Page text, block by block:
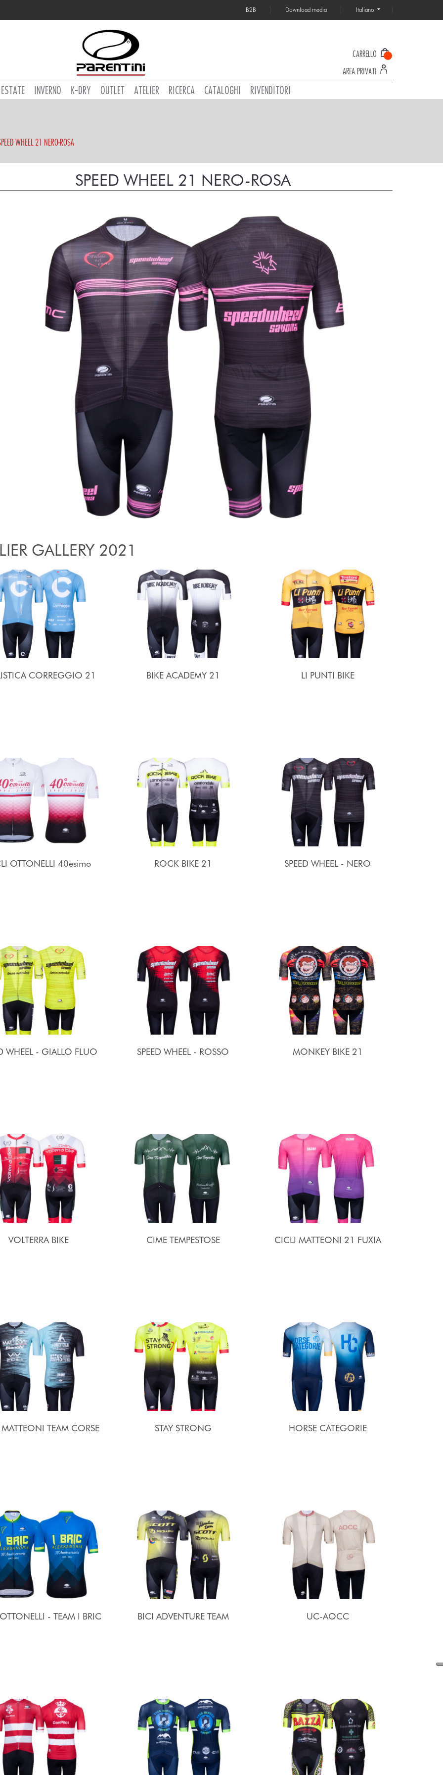
B2B Download media Italiano
CARRELLO
AREA PRIVATI
ESTATE INVERNO K-DRY OUTLET ATELIER RICERCA CATALOGHI RIVENDITORI
WHEEL 21 NERO-ROSA
SPEED WHEEL 21 NERO-ROSA
GALLERY 2021
CORREGGIO 21 BIKE ACADEMY 21 LI PUNTI BIKE
OTTONELLI 40esimo ROCK BIKE 21 SPEED WHEEL - NERO
WHEEL - GIALLO FLUO SPEED WHEEL - ROSSO MONKEY BIKE 21
VOLTERRA BIKE CIME TEMPESTOSE CICLI MATTEONI 21 FUXIA
TEAM CORSE STAY STRONG HORSE CATEGORIE
- TEAM I BRIC BICI ADVENTURE TEAM UC-AOCC